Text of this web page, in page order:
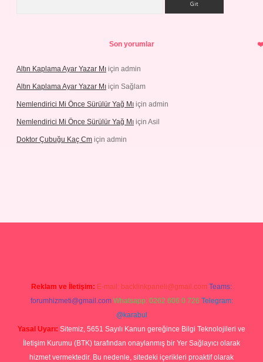
Son yorumlar
Altın Kaplama Ayar Yazar Mı için admin
Altın Kaplama Ayar Yazar Mı için Sağlam
Nemlendirici Mi Önce Sürülür Yağ Mı için admin
Nemlendirici Mi Önce Sürülür Yağ Mı için Asil
Doktor Çubuğu Kaç Cm için admin
Reklam ve İletişim: E-mail: backlinkpaneli@gmail.com Teams:
forumhizmeti@gmail.com Whatsapp: 0262 606 0 726 Telegram:
@karabul
Yasal Uyarı: Sitemiz, 5651 Sayılı Kanun gereğince Bilgi Teknolojileri ve
İletişim Kurumu (BTK) tarafından onaylanmış bir Yer Sağlayıcı olarak
hizmet vermektedir. Bu nedenle, sitedeki içerikleri proaktif olarak